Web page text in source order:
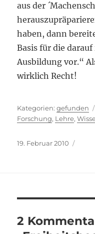
aus der
haben, dann
Basis für die
Ausbildung vor.“
wirklich Recht!
Kategorien
gefunden
Forschung, Lehre,
Veröffentlicht
19. Februar 2010
2